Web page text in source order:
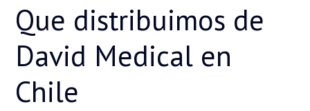
Que distribuimos de
David Medical en
Chile